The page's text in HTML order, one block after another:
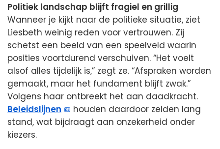
Politiek landschap blijft fragiel en grillig
Wanneer je kijkt naar de politieke situatie, ziet
Liesbeth weinig reden voor vertrouwen. Zij
schetst een beeld van een speelveld waarin
posities voortdurend verschuiven. “Het voelt
alsof alles tijdelijk is,” zegt ze. “Afspraken worden
gemaakt, maar het fundament blijft zwak.”
Volgens haar ontbreekt het aan daadkracht.
Beleidslijnen
houden daardoor zelden lang
stand, wat bijdraagt aan onzekerheid onder
kiezers.